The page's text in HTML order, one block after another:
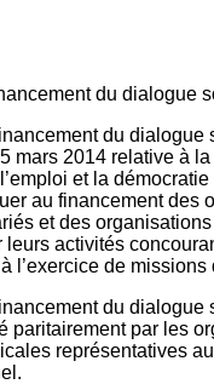
du dialogue
mars 2014 relative à
et la
au financement des
et des
leurs activités
l’exercice de missions
du dialogue
paritairement par les
représentatives